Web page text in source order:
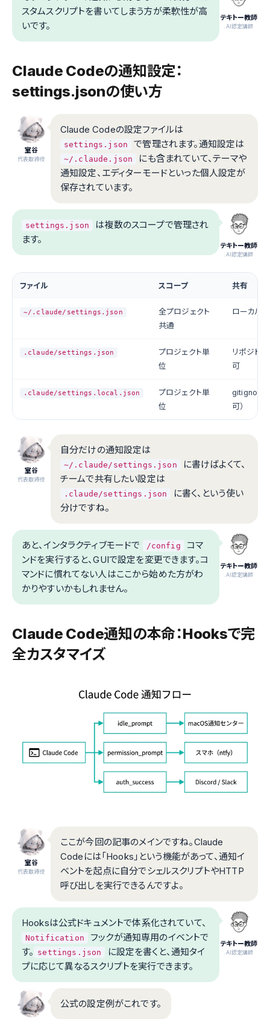
テキトー教師
.AI認定講師
スタムスクリプトを書いてしまう方が柔軟性が高
いです。
Claude Codeの通知設定：
settings.jsonの使い方
室谷
代表取締役
Claude Codeの設定ファイルは
settings.json で管理されます。通知設定は
~/.claude.json
にも含まれていて、テーマや
通知設定、エディターモードといった個人設定が
保存されています。
テキトー教師
.AI認定講師
settings.json
は複数のスコープで管理され
ます。
ファイル スコープ 共有
~/.claude/settings.json
全プロジェクト
共通
ローカル
.claude/settings.json
プロジェクト単
位
リポジトリ
可
.claude/settings.local.json
プロジェクト単
位
gitignore（
可）
室谷
代表取締役
自分だけの通知設定は
~/.claude/settings.json
に書けばよくて、
チームで共有したい設定は
.claude/settings.json
に書く、という使い
分けですね。
テキトー教師
.AI認定講師
あと、インタラクティブモードで /config
コマ
ンドを実行すると、GUIで設定を変更できます。コ
マンドに慣れてない人はここから始めた方がわ
かりやすいかもしれません。
Claude Code通知の本命：Hooksで完
全カスタマイズ
室谷
代表取締役
ここが今回の記事のメインですね。Claude
Codeには「Hooks」という機能があって、通知イ
ベントを起点に自分でシェルスクリプトやHTTP
呼び出しを実行できるんですよ。
テキトー教師
.AI認定講師
Hooksは公式ドキュメントで体系化されていて、
Notification
フックが通知専用のイベントで
す。 settings.json
に設定を書くと、通知タイ
プに応じて異なるスクリプトを実行できます。
公式の設定例がこれです。